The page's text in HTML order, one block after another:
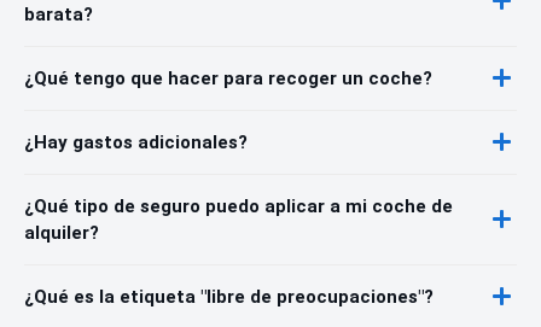
barata?
¿Qué tengo que hacer para recoger un coche?
¿Hay gastos adicionales?
¿Qué tipo de seguro puedo aplicar a mi coche de
alquiler?
¿Qué es la etiqueta "libre de preocupaciones"?